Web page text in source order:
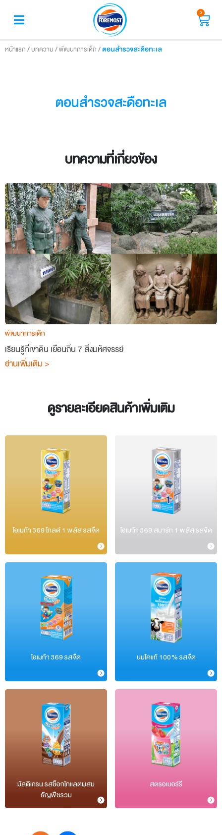
0
หน้าแรก / บทความ /พัฒนาการเด็ก /ตอนสำรวจสะดือทะเล
ตอนสำรวจสะดือทะเล
บทความที่เกี่ยวข้อง
พัฒนาการเด็ก
เรียนรู้ที่เขาดิน เยือนถิ่น 7 สิ่งมหัศจรรย์
อ่านเพิ่มเติม >
ดูรายละเอียดสินค้าเพิ่มเติม
โอเมก้า 369 โกลด์ 1 พลัส รสจืด โอเมก้า 369 สมาร์ท 1 พลัส รสจืด
โอเมก้า 369 รสจืด นมโคแท้ 100% รสจืด
มัลติเกรน รสช็อกโกแลตผสม
ธัญพืชรวม
สตรอเบอร์รี